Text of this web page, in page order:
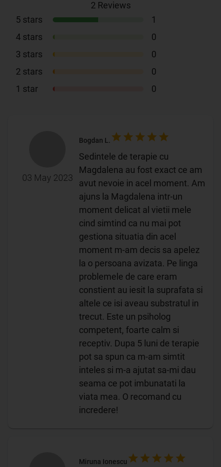
2 Reviews
5 stars
1
4 stars
0
3 stars
0
2 stars
0
1 star 0
03 May 2023
Bogdan L.
Sedintele de terapie cu
Magdalena au fost exact ce am
avut nevoie in acel moment. Am
ajuns la Magdalena intr-un
moment delicat al vietii mele
cind simtind ca nu mai pot
gestiona situatia din acel
moment m-am decis sa apelez
la o persoana avizata. Pe linga
problemele de care eram
constient au iesit la suprafata si
altele ce isi aveau substratul in
trecut. Este un psiholog
competent, foarte calm si
receptiv. Dupa 5 luni de terapie
pot sa spun ca m-am simtit
inteles si m-a ajutat sa-mi dau
seama ce pot imbunatati la
viata mea. O recomand cu
incredere!
Miruna Ionescu